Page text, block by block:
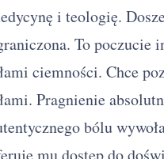
i teologię.
To poczucie
ciemności. Chce
Pragnienie
bólu
mu dostęp do